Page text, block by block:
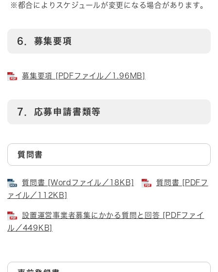
※都合によりスケジュールが変更になる場合があります。
6．募集要項
募集要項 [PDFファイル／1.96MB]
7．応募申請書類等
質問書
質問書 [Wordファイル／18KB]
質問書 [PDFフ
ァイル／112KB]
設置運営事業者募集にかかる質問と回答 [PDFファイ
ル／449KB]